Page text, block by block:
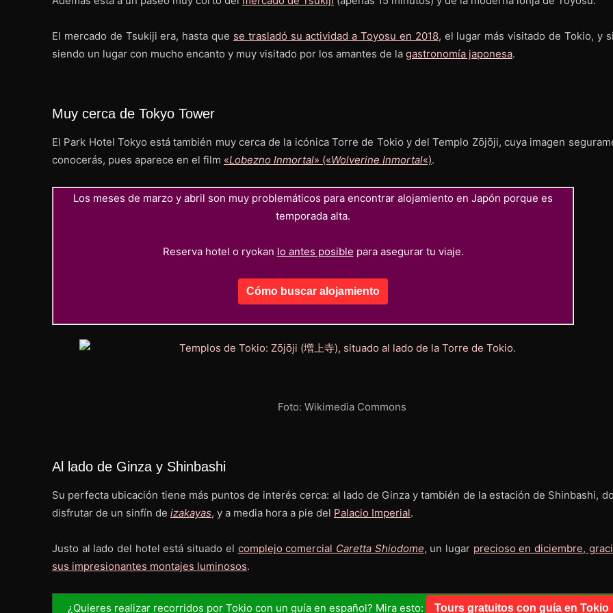
El mercado de Tsukiji era, hasta que se trasladó su actividad a Toyosu en 2018, el lugar más visitado de Tokio, y
siendo un lugar con mucho encanto y muy visitado por los amantes de la gastronomía japonesa.
Muy cerca de Tokyo Tower
El Park Hotel Tokyo está también muy cerca de la icónica Torre de Tokio y del Templo Zōjōji, cuya imagen
conocerás, pues aparece en el film «Lobezno Inmortal» («Wolverine Inmortal«).
Los meses de marzo y abril son muy problemáticos para encontrar alojamiento en Japón porque es
temporada alta.
Reserva hotel o ryokan lo antes posible para asegurar tu viaje.
Cómo buscar alojamiento
Foto: Wikimedia Commons
Al lado de Ginza y Shinbashi
Su perfecta ubicación tiene más puntos de interés cerca: al lado de Ginza y también de la estación de Shinbashi,
disfrutar de un sinfín de izakayas, y a media hora a pie del Palacio Imperial.
Justo al lado del hotel está situado el complejo comercial Caretta Shiodome, un lugar precioso en diciembre,
sus impresionantes montajes luminosos.
¿Quieres realizar recorridos por Tokio con un guía en español? Mira esto: Tours gratuitos con guía en Tokio